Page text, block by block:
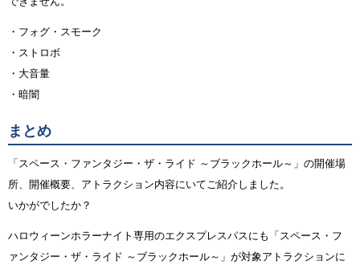
・フォグ・スモーク
・ストロボ
・大音量
・暗闇
まとめ
「スペース・ファンタジー・ザ・ライド ～ブラックホール～」の開催場
所、開催概要、アトラクション内容にいてご紹介しました。
いかがでしたか？
ハロウィーンホラーナイト専用のエクスプレスパスにも「スペース・フ
ァンタジー・ザ・ライド ～ブラックホール～」が対象アトラクションに